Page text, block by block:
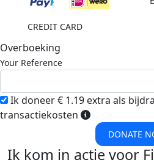
CREDIT CARD
Overboeking
Your Reference
Ik doneer € 1.19 extra als
transactiekosten
DONATE
Ik kom in actie voor